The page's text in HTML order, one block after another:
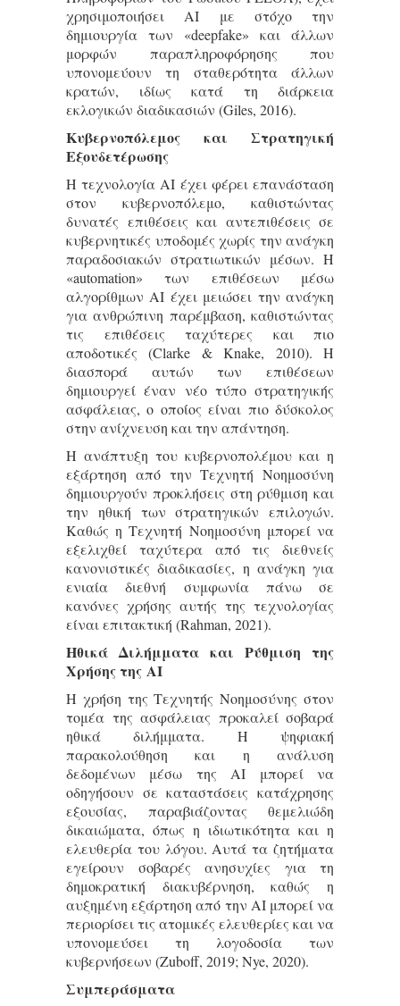
χρησιμοποιήσει AI με στόχο την
δημιουργία των «deepfake» και άλλων
μορφών παραπληροφόρησης που
υπονομεύουν τη σταθερότητα άλλων
κρατών, ιδίως κατά τη διάρκεια
εκλογικών διαδικασιών (Giles, 2016).
Κυβερνοπόλεμος και Στρατηγική
Εξουδετέρωσης
Η τεχνολογία AI έχει φέρει επανάσταση
στον κυβερνοπόλεμο, καθιστώντας
δυνατές επιθέσεις και αντεπιθέσεις σε
κυβερνητικές υποδομές χωρίς την ανάγκη
παραδοσιακών στρατιωτικών μέσων. Η
«automation» των επιθέσεων μέσω
αλγορίθμων AI έχει μειώσει την ανάγκη
για ανθρώπινη παρέμβαση, καθιστώντας
τις επιθέσεις ταχύτερες και πιο
αποδοτικές (Clarke & Knake, 2010). Η
διασπορά αυτών των επιθέσεων
δημιουργεί έναν νέο τύπο στρατηγικής
ασφάλειας, ο οποίος είναι πιο δύσκολος
στην ανίχνευση και την απάντηση.
Η ανάπτυξη του κυβερνοπολέμου και η
εξάρτηση από την Τεχνητή Νοημοσύνη
δημιουργούν προκλήσεις στη ρύθμιση και
την ηθική των στρατηγικών επιλογών.
Καθώς η Τεχνητή Νοημοσύνη μπορεί να
εξελιχθεί ταχύτερα από τις διεθνείς
κανονιστικές διαδικασίες, η ανάγκη για
ενιαία διεθνή συμφωνία πάνω σε
κανόνες χρήσης αυτής της τεχνολογίας
είναι επιτακτική (Rahman, 2021).
Ηθικά Διλήμματα και Ρύθμιση της
Χρήσης της AI
Η χρήση της Τεχνητής Νοημοσύνης στον
τομέα της ασφάλειας προκαλεί σοβαρά
ηθικά διλήμματα. Η ψηφιακή
παρακολούθηση και η ανάλυση
δεδομένων μέσω της AI μπορεί να
οδηγήσουν σε καταστάσεις κατάχρησης
εξουσίας, παραβιάζοντας θεμελιώδη
δικαιώματα, όπως η ιδιωτικότητα και η
ελευθερία του λόγου. Αυτά τα ζητήματα
εγείρουν σοβαρές ανησυχίες για τη
δημοκρατική διακυβέρνηση, καθώς η
αυξημένη εξάρτηση από την AI μπορεί να
περιορίσει τις ατομικές ελευθερίες και να
υπονομεύσει τη λογοδοσία των
κυβερνήσεων (Zuboff, 2019; Nye, 2020).
Συμπεράσματα